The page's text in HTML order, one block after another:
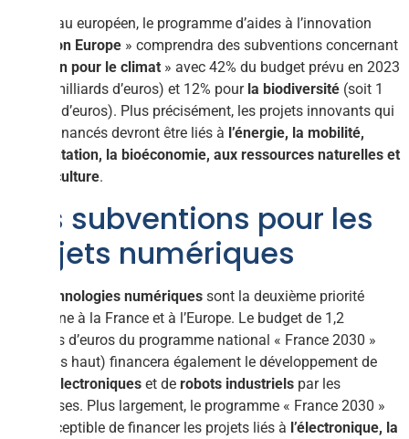
Au niveau européen, le programme d’aides à l’innovation
Horizon Europe » comprendra des subventions concernant
l’action pour le climat » avec 42% du budget prévu en 2023
(soit 5 milliards d’euros) et 12% pour la biodiversité (soit 1
milliard d’euros). Plus précisément, les projets innovants qui
seront financés devront être liés à l’énergie, la mobilité,
l’alimentation, la bioéconomie, aux ressources naturelles et
à l’agriculture.
Des subventions pour les
projets numériques
Les technologies numériques sont la deuxième priorité
commune à la France et à l’Europe. Le budget de 1,2
milliards d’euros du programme national « France 2030 »
(cité plus haut) financera également le développement de
puces électroniques et de robots industriels par les
entreprises. Plus largement, le programme « France 2030 »
est susceptible de financer les projets liés à l’électronique, la